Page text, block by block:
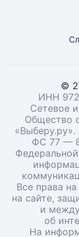
©
ИНН
Сетевое
Общество
ФС 77 —
Все права
на сайте,
и
об
На